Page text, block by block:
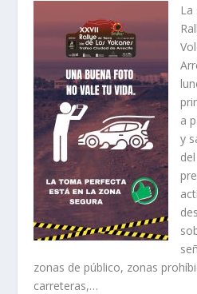
La
a
y
zonas de público, zonas
carreteras,…